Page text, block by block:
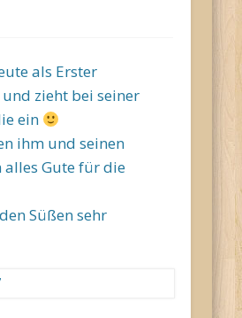
als Erster
zieht bei seiner
ein
ihm und seinen
alles Gute für die
Süßen sehr